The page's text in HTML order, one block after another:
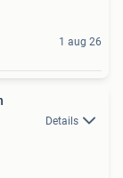
1 aug 26
Details